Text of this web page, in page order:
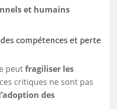
et humains
compétences et perte
peutfragiliser les
critiques ne sont pas
des